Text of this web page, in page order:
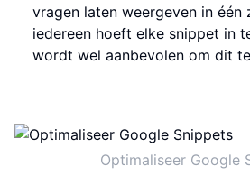
vragen laten weergeven in één
iedereen hoeft elke snippet in
wordt wel aanbevolen om dit
Optimaliseer Google